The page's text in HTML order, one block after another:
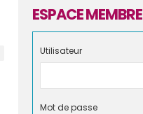
ESPACE MEMBRE
Utilisateur
Mot de passe